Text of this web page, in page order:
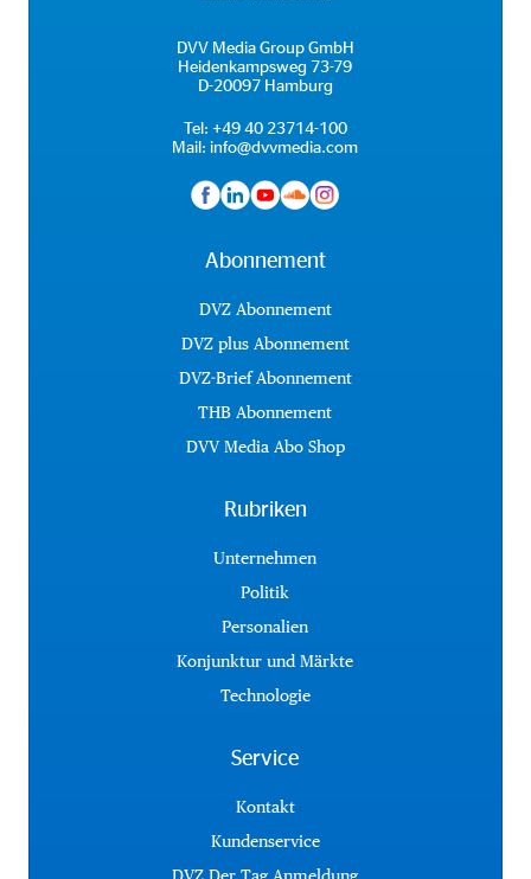
DVV Media Group GmbH
Heidenkampsweg 73-79
D-20097 Hamburg
Tel: +49 40 23714-100
Mail: info@dvvmedia.com
Abonnement
DVZ Abonnement
DVZ plus Abonnement
DVZ-Brief Abonnement
THB Abonnement
DVV Media Abo Shop
Rubriken
Unternehmen
Politik
Personalien
Konjunktur und Märkte
Technologie
Service
Kontakt
Kundenservice